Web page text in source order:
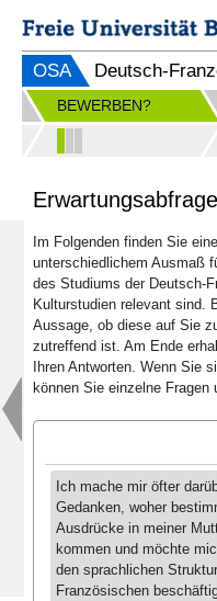
OSA
BEWERBEN?
Erwartungsabfrage
Im Folgenden finden Sie
unterschiedlichem Ausmaß
des Studiums der Deutsch-
Kulturstudien relevant sind.
Aussage, ob diese auf Sie
zutreffend ist. Am Ende
Ihren Antworten. Wenn Sie
können Sie einzelne Fragen
Ich mache mir öfter
Gedanken, woher
Ausdrücke in meiner
kommen und möchte
den sprachlichen
Französischen